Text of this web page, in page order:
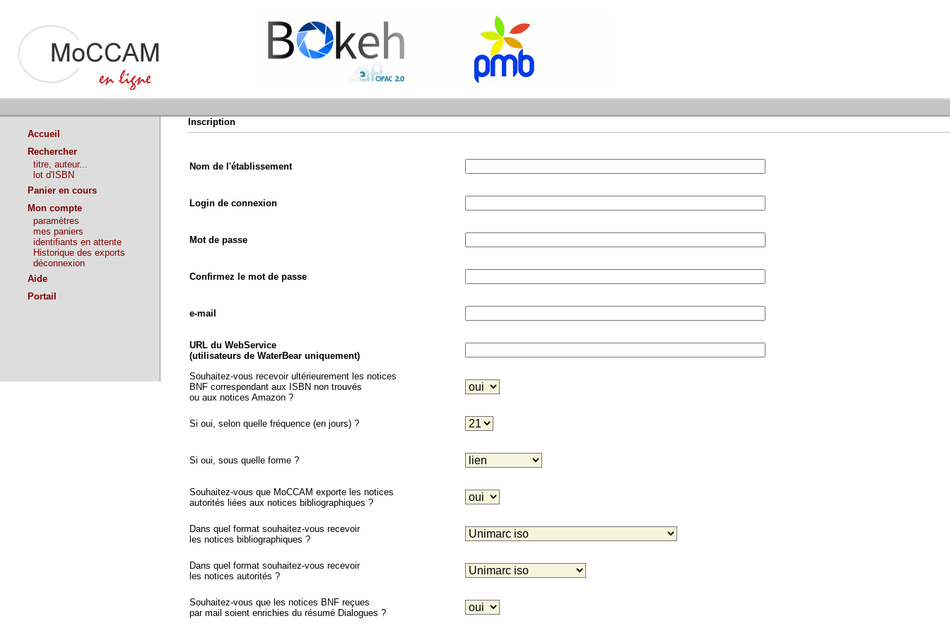
Accueil
Rechercher
titre, auteur...
lot d'ISBN
Panier en cours
Mon compte
paramètres
mes paniers
identifiants en attente
Historique des exports
déconnexion
Aide
Portail
Inscription
Nom de l'établissement
Login de connexion
Mot de passe
Confirmez le mot de passe
e-mail
URL du WebService
(utilisateurs de WaterBear uniquement)
Souhaitez-vous recevoir ultérieurement les notices
BNF correspondant aux ISBN non trouvés
ou aux notices Amazon ?
Si oui, selon quelle fréquence (en jours) ?
Si oui, sous quelle forme ?
Souhaitez-vous que MoCCAM exporte les notices
autorités liées aux notices bibliographiques ?
Dans quel format souhaitez-vous recevoir
les notices bibliographiques ?
Dans quel format souhaitez-vous recevoir
les notices autorités ?
Souhaitez-vous que les notices BNF reçues
par mail soient enrichies du résumé Dialogues ?